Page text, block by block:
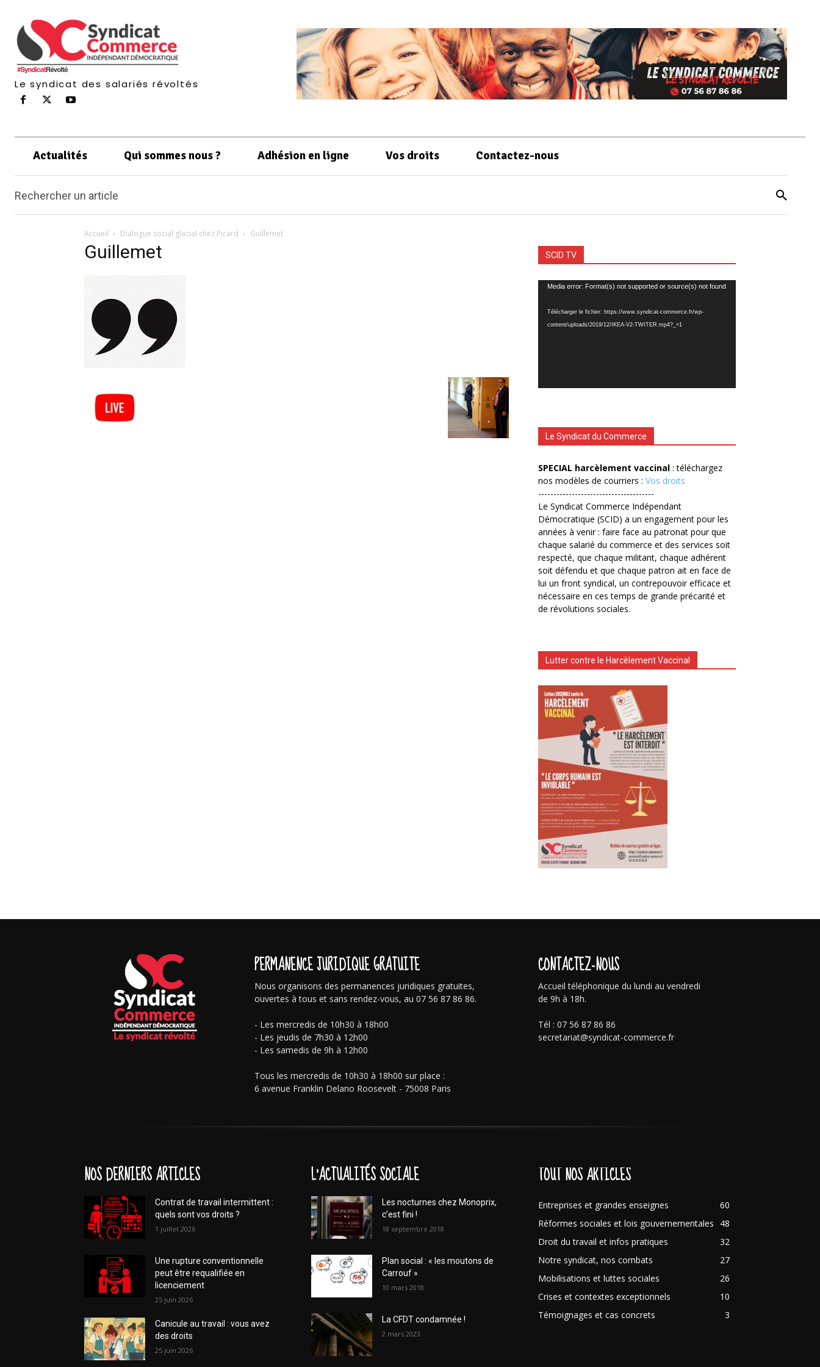
Le syndicat des salariés révoltés
Actualités Qui sommes nous ? Adhésion en ligne Vos droits Contactez-nous
Rechercher un article
Accueil Dialogue social glacial chez Picard Guillemet
Guillemet SCID TV
Lecteur
Media error: Format(s) not supported or source(s) not found
Télécharger le fichier: https://www.syndicat-commerce.fr/wp-
content/uploads/2019/12/IKEA-V2-TWITER.mp4?_=1
Le Syndicat du Commerce
SPECIAL harcèlement vaccinal : téléchargez
nos modèles de courriers : Vos droits
--------------------------------------
Le Syndicat Commerce Indépendant
Démocratique (SCID) a un engagement pour les
années à venir : faire face au patronat pour que
chaque salarié du commerce et des services soit
respecté, que chaque militant, chaque adhérent
soit défendu et que chaque patron ait en face de
lui un front syndical, un contrepouvoir efficace et
nécessaire en ces temps de grande précarité et
de révolutions sociales.
Lutter contre le Harcèlement Vaccinal
PERMANENCE JURIDIQUE GRATUITE
Nous organisons des permanences juridiques gratuites,
ouvertes à tous et sans rendez-vous, au 07 56 87 86 86.
- Les mercredis de 10h30 à 18h00
- Les jeudis de 7h30 à 12h00
- Les samedis de 9h à 12h00
Tous les mercredis de 10h30 à 18h00 sur place :
6 avenue Franklin Delano Roosevelt - 75008 Paris
CONTACTEZ-NOUS
Accueil téléphonique du lundi au vendredi
de 9h à 18h.
Tél : 07 56 87 86 86
secretariat@syndicat-commerce.fr
NOS DERNIERS ARTICLES
Contrat de travail intermittent :
quels sont vos droits ?
1 juillet 2026
Une rupture conventionnelle
peut être requalifiée en
licenciement
25 juin 2026
Canicule au travail : vous avez
des droits
25 juin 2026
L'ACTUALITÉS SOCIALE
Les nocturnes chez Monoprix,
c’est fini !
18 septembre 2018
Plan social : « les moutons de
Carrouf »
10 mars 2018
La CFDT condamnée !
2 mars 2023
TOUT NOS ARTICLES
Entreprises et grandes enseignes
60
Réformes sociales et lois gouvernementales
48
Droit du travail et infos pratiques
32
Notre syndicat, nos combats
27
Mobilisations et luttes sociales
26
Crises et contextes exceptionnels
10
Témoignages et cas concrets
3